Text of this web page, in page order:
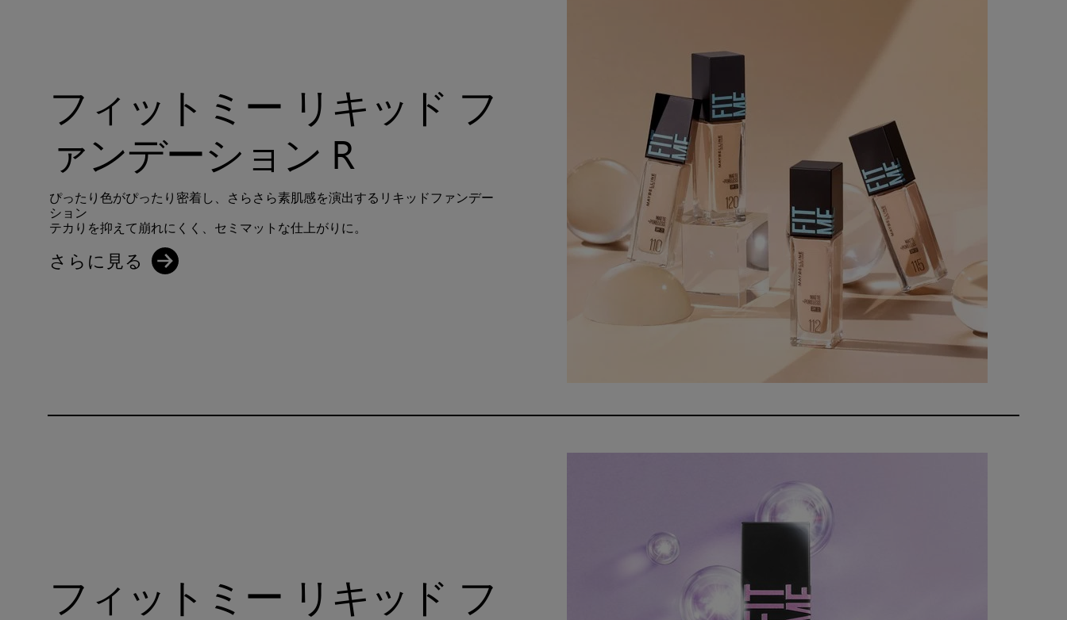
フィットミー リキッド フ
ァンデーション R
ぴったり色がぴったり密着し、さらさら素肌感を演出するリキッドファンデー
ション
テカりを抑えて崩れにくく、セミマットな仕上がりに。
さらに見る
フィットミー リキッド フ